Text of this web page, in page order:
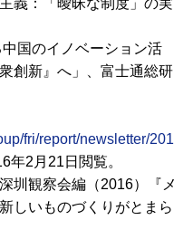
義：「曖昧な制度」の実
国のイノベーション活
創新』へ」、富士通総研
fri/report/newsletter/201
年2月21日閲覧。
圳観察会編（2016）『メ
しいものづくりがとまら